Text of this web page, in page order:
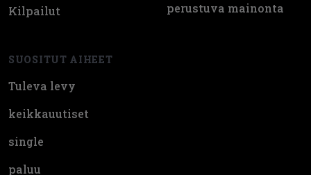
Kilpailut
SUOSITUT AIHEET
Tuleva levy
keikkauutiset
single
paluu
perustuva mainonta